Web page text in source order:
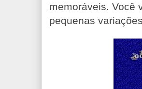
memoráveis. Você
pequenas